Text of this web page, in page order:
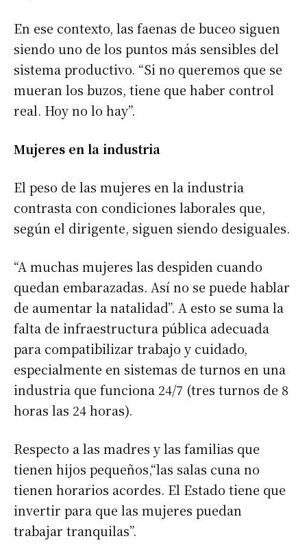
En ese contexto, las faenas de buceo siguen
siendo uno de los puntos más sensibles del
sistema productivo. “Si no queremos que se
mueran los buzos, tiene que haber control
real. Hoy no lo hay”.
Mujeres en la industria
El peso de las mujeres en la industria
contrasta con condiciones laborales que,
según el dirigente, siguen siendo desiguales.
“A muchas mujeres las despiden cuando
quedan embarazadas. Así no se puede hablar
de aumentar la natalidad”. A esto se suma la
falta de infraestructura pública adecuada
para compatibilizar trabajo y cuidado,
especialmente en sistemas de turnos en una
industria que funciona 24/7 (tres turnos de 8
horas las 24 horas).
Respecto a las madres y las familias que
tienen hijos pequeños,“las salas cuna no
tienen horarios acordes. El Estado tiene que
invertir para que las mujeres puedan
trabajar tranquilas”.